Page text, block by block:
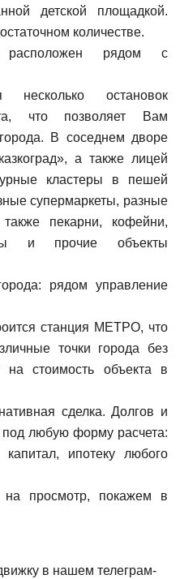
детской площадкой.
количестве.
рядом с
остановок
что позволяет Вам
В соседнем дворе
а также лицей
кластеры в пешей
супермаркеты, разные
пекарни, кофейни,
и прочие объекты
рядом управление
станция МЕТРО, что
точки города без
на стоимость объекта в
сделка. Долгов и
любую форму расчета:
ипотеку любого
на просмотр, покажем в
в нашем телеграм-